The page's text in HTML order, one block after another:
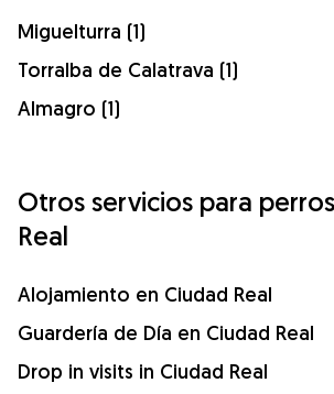
Miguelturra (1)
Torralba de Calatrava (1)
Almagro (1)
Otros servicios para
Real
Alojamiento en Ciudad Real
Guardería de Día en Ciudad Real
Drop in visits in Ciudad Real